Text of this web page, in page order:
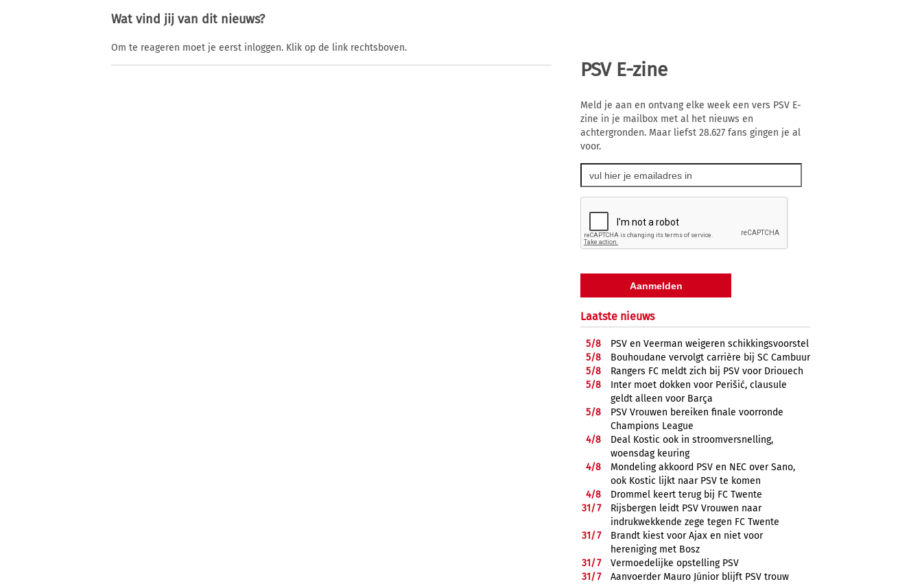
Wat vind jij van dit nieuws?
Om te reageren moet je eerst inloggen. Klik op de link rechtsboven.
PSV E-zine
Meld je aan en ontvang elke week een vers PSV E-
zine in je mailbox met al het nieuws en
achtergronden. Maar liefst 28.627 fans gingen je al
voor.
Laatste nieuws
5/8
PSV en Veerman weigeren schikkingsvoorstel
5/8
Bouhoudane vervolgt carrière bij SC Cambuur
5/8
Rangers FC meldt zich bij PSV voor Driouech
5/8
Inter moet dokken voor Perišić, clausule
geldt alleen voor Barça
5/8
PSV Vrouwen bereiken finale voorronde
Champions League
4/8
Deal Kostic ook in stroomversnelling,
woensdag keuring
4/8
Mondeling akkoord PSV en NEC over Sano,
ook Kostic lijkt naar PSV te komen
4/8
Drommel keert terug bij FC Twente
31/7
Rijsbergen leidt PSV Vrouwen naar
indrukwekkende zege tegen FC Twente
31/7
Brandt kiest voor Ajax en niet voor
hereniging met Bosz
31/7
Vermoedelijke opstelling PSV
31/7
Aanvoerder Mauro Júnior blijft PSV trouw